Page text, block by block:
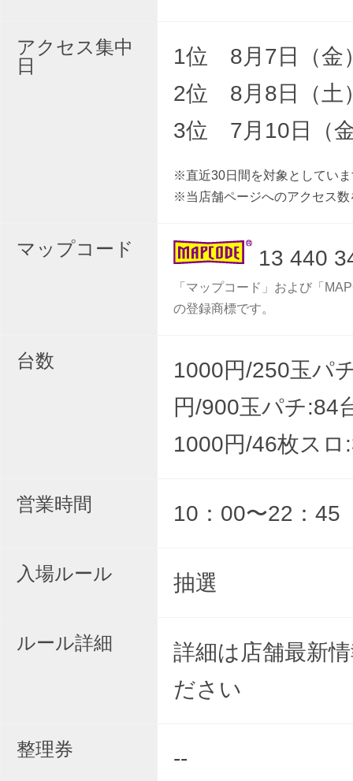
アクセス集中
日
1位 8月7日（金
2位 8月8日（土
3位 7月10日（
※直近30日間を対象としてい
※当店舗ページへのアクセス数
マップコード 13 440
「マップコード」および「
の登録商標です。
台数
1000円/250玉パ
円/900玉パチ:84
1000円/46枚スロ
営業時間 10：00〜22：45
入場ルール 抽選
ルール詳細
詳細は店舗最新
ださい
整理券 --